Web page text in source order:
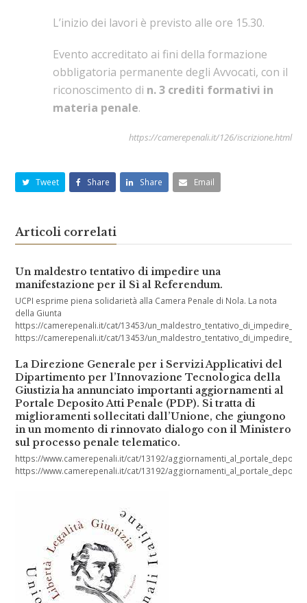
L’inizio dei lavori è previsto alle ore 15.30.
Evento accreditato ai fini della formazione
obbligatoria permanente degli Avvocati, con il
riconoscimento di n. 3 crediti formativi in
materia penale.
https://camerepenali.it/126/iscrizione.html
Tweet Share Share Email
Articoli correlati
Un maldestro tentativo di impedire una
manifestazione per il Sì al Referendum.
UCPI esprime piena solidarietà alla Camera Penale di Nola. La nota
della Giunta
https://camerepenali.it/cat/13453/
https://camerepenali.it/cat/13453/
La Direzione Generale per i Servizi Applicativi del
Dipartimento per l’Innovazione Tecnologica della
Giustizia ha annunciato importanti aggiornamenti al
Portale Deposito Atti Penale (PDP). Si tratta di
miglioramenti sollecitati dall’Unione, che giungono
in un momento di rinnovato dialogo con il Ministero
sul processo penale telematico.
https://www.camerepenali.it/cat/13192/
https://www.camerepenali.it/cat/13192/